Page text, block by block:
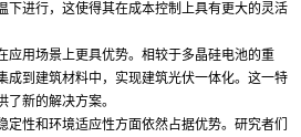
下进行，这使得其在成本控制上具有更大的灵活
应用场景上更具优势。相较于多晶硅电池的重
成到建筑材料中，实现建筑光伏一体化。这一特
新的解决方案。
定性和环境适应性方面依然占据优势。研究者们